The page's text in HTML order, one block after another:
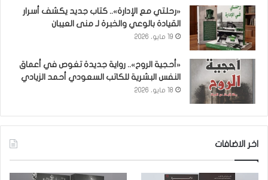
«رحلتي مع الإدارة».. كتاب جديد يكشف أسرار
القيادة بالوعي والخبرة لـ منى العيبان
19 مايو، 2026
«أحجية الروح».. رواية جديدة تغوص في أعماق
النفس البشرية للكاتب السعودي أحمد الزيادي
18 مايو، 2026
اخر الاضافات